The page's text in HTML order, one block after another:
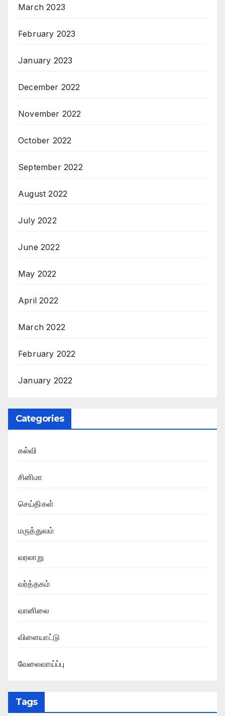
March 2023
February 2023
January 2023
December 2022
November 2022
October 2022
September 2022
August 2022
July 2022
June 2022
May 2022
April 2022
March 2022
February 2022
January 2022
Categories
கல்வி
சினிமா
செய்திகள்
மருத்துவம்
வரலாறு
வர்த்தகம்
வானிலை
விளையாட்டு
வேலைவாய்ப்பு
Tags